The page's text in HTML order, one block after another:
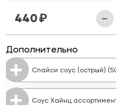
Дополнительно
Спайси соус (острый)
Соус Хайнц
440